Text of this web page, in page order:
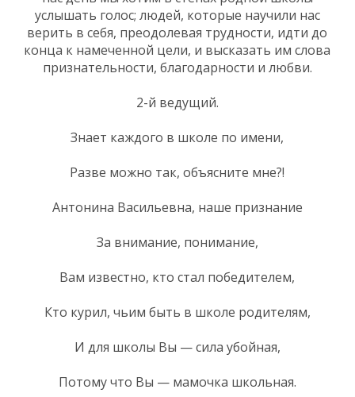
услышать голос; людей, которые научили нас
верить в себя, преодолевая трудности, идти до
конца к намеченной цели, и высказать им слова
признательности, благодарности и любви.
2-й ведущий.
Знает каждого в школе по имени,
Разве можно так, объясните мне?!
Антонина Васильевна, наше признание
За внимание, понимание,
Вам известно, кто стал победителем,
Кто курил, чьим быть в школе родителям,
И для школы Вы — сила убойная,
Потому что Вы — мамочка школьная.